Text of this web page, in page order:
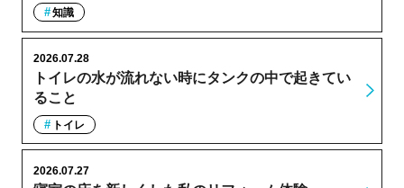
知識
トイレの水が流れない時にタンクの中で起きてい
ること
2026.07.28
トイレ
2026.07.27